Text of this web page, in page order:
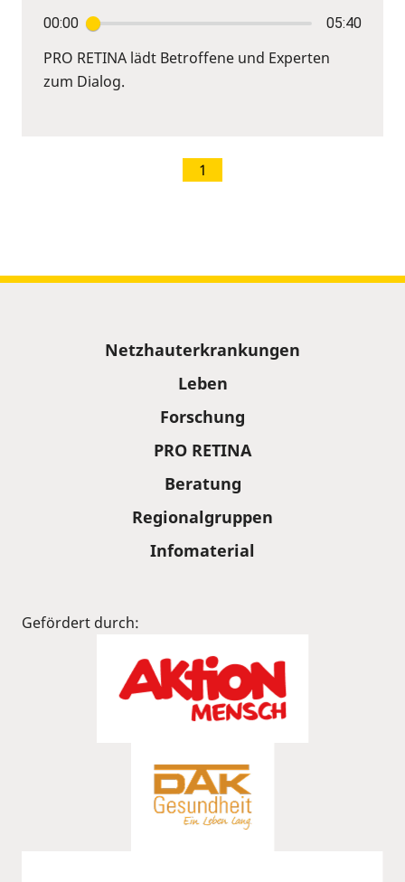
00:00 05:40
PRO RETINA lädt Betroffene und Experten
zum Dialog.
1
Netzhauterkrankungen
Leben
Forschung
PRO RETINA
Beratung
Regionalgruppen
Infomaterial
Gefördert durch: